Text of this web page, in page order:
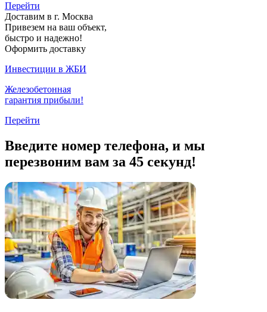
Перейти
Доставим в г. Москва
Привезем на ваш объект,
быстро и надежно!
Оформить доставку
Инвестиции в ЖБИ
Железобетонная
гарантия прибыли!
Перейти
Введите номер телефона, и мы
перезвоним вам за 45 секунд!